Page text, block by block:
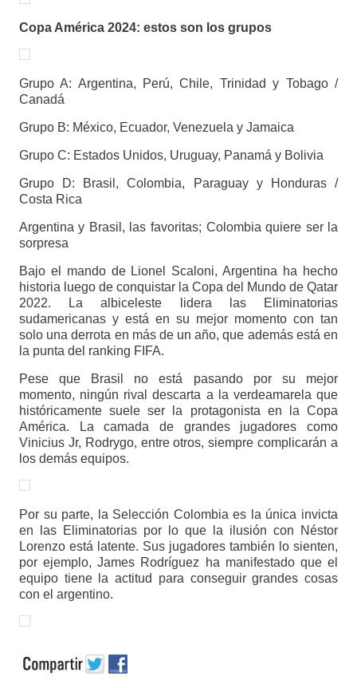
Copa América 2024: estos son los grupos
Grupo A: Argentina, Perú, Chile, Trinidad y Tobago /
Canadá
Grupo B: México, Ecuador, Venezuela y Jamaica
Grupo C: Estados Unidos, Uruguay, Panamá y Bolivia
Grupo D: Brasil, Colombia, Paraguay y Honduras /
Costa Rica
Argentina y Brasil, las favoritas; Colombia quiere ser la
sorpresa
Bajo el mando de Lionel Scaloni, Argentina ha hecho
historia luego de conquistar la Copa del Mundo de Qatar
2022. La albiceleste lidera las Eliminatorias
sudamericanas y está en su mejor momento con tan
solo una derrota en más de un año, que además está en
la punta del ranking FIFA.
Pese que Brasil no está pasando por su mejor
momento, ningún rival descarta a la verdeamarela que
históricamente suele ser la protagonista en la Copa
América. La camada de grandes jugadores como
Vinicius Jr, Rodrygo, entre otros, siempre complicarán a
los demás equipos.
Por su parte, la Selección Colombia es la única invicta
en las Eliminatorias por lo que la ilusión con Néstor
Lorenzo está latente. Sus jugadores también lo sienten,
por ejemplo, James Rodríguez ha manifestado que el
equipo tiene la actitud para conseguir grandes cosas
con el argentino.